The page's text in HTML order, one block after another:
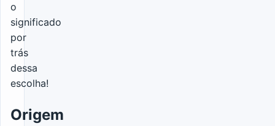
o
significado
por
trás
dessa
escolha!
Origem